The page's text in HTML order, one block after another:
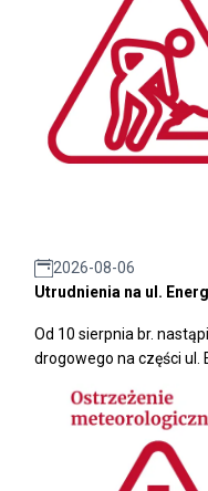
2026-08-06
Utrudnienia na ul.
Od 10 sierpnia br.
drogowego na części ul.